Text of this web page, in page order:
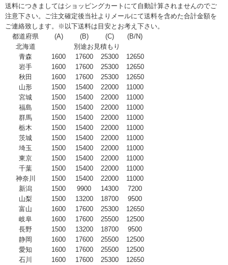
送料につきましてはショッピングカートにて自動計算されませんのでご
注意下さい。ご注文確定後当社よりメールにて送料を含めた合計金額を
ご連絡致します。※以下送料は目安とお考え下さい。
都道府県
(A) (B) (C)
(B/N)
北海道
別途お見積もり
青森
1600 17600 25300
12650
岩手
1600 17600 25300
12650
秋田
1600 17600 25300
12650
山形
1500 15400 22000
11000
宮城
1500 15400 22000
11000
福島
1500 15400 22000
11000
群馬
1500 15400 22000
11000
栃木
1500 15400 22000
11000
茨城
1500 15400 22000
11000
埼玉
1500 15400 22000
11000
東京
1500 15400 22000
11000
千葉
1500 15400 22000
11000
神奈川
1500 15400 22000
11000
新潟
1500 9900 14300
7200
山梨
1500 13200 18700
9500
富山
1600 17600 25300
12650
岐阜
1600 17600 25500
12500
長野
1500 13200 18700
9500
静岡
1600 17600 25500
12500
愛知
1600 17600 25500
12500
石川
1600 17600 25300
12650